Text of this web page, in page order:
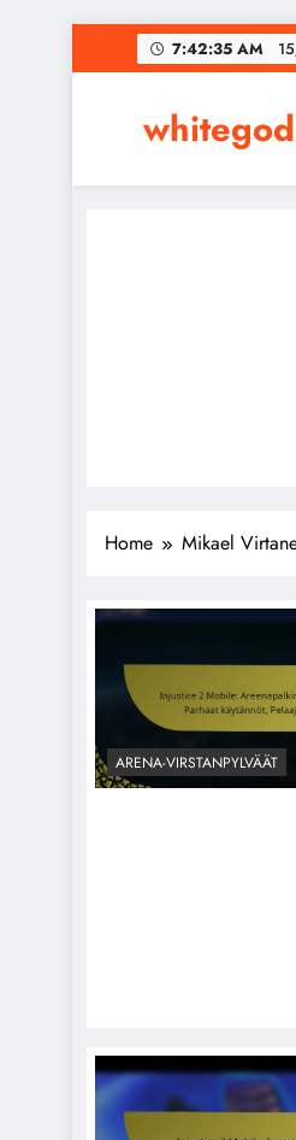
to
7:42:36 AM
Home Mikael
ARENA-VIRSTANPYLVÄÄT